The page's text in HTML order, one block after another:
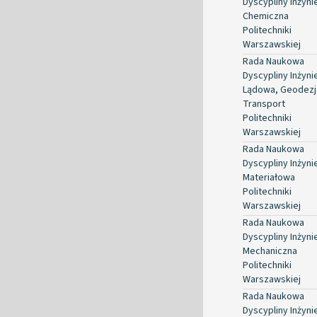
Chemiczna
Politechniki
Warszawskiej
Rada Naukowa
Dyscypliny
Lądowa,
Transport
Politechniki
Warszawskiej
Rada Naukowa
Dyscypliny
Materiałowa
Politechniki
Warszawskiej
Rada Naukowa
Dyscypliny
Mechaniczna
Politechniki
Warszawskiej
Rada Naukowa
Dyscypliny